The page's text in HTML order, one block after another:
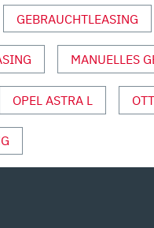
GEBRAUCHTLEASING
MANUELLES
OPEL ASTRA L